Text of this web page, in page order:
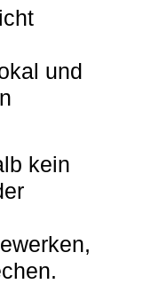
und
kein